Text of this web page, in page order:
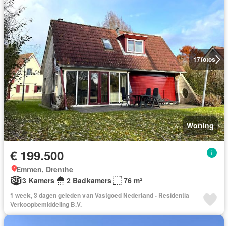
17fotos
Woning
€ 199.500
Emmen, Drenthe
3 Kamers
2 Badkamers 76 m²
1 week, 3 dagen geleden van Vastgoed Nederland - Residentia
Verkoopbemiddeling B.V.